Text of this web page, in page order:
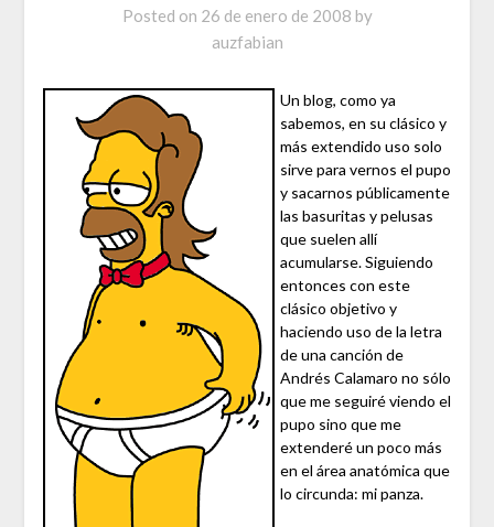
Posted on 26 de enero de 2008 by
auzfabian
Un blog, como ya
sabemos, en su clásico y
más extendido uso solo
sirve para vernos el pupo
y sacarnos públicamente
las basuritas y pelusas
que suelen allí
acumularse. Siguiendo
entonces con este
clásico objetivo y
haciendo uso de la letra
de una canción de
Andrés Calamaro no sólo
que me seguiré viendo el
pupo sino que me
extenderé un poco más
en el área anatómica que
lo circunda: mi panza.